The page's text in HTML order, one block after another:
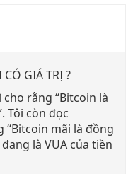
GIÁ TRỊ ?
rằng “Bitcoin là
Tôi còn đọc
mãi là đồng
là VUA của tiền